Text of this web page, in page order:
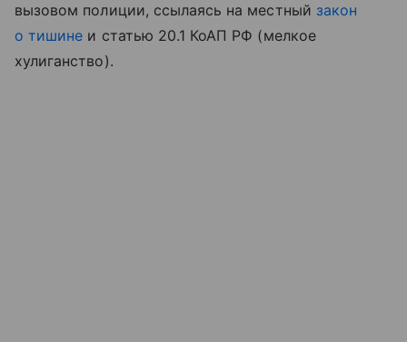
вызовом полиции, ссылаясь на местный закон
о тишине и статью 20.1 КоАП РФ (мелкое
хулиганство).